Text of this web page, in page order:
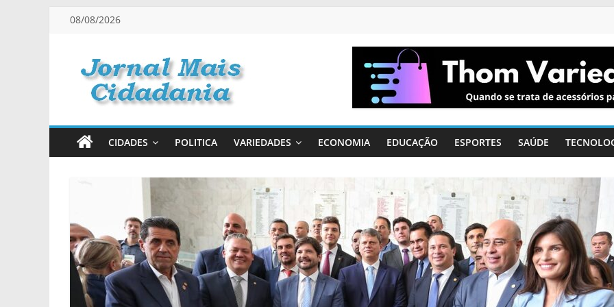
Pular
conteúdo
08/08/2026
Jornal
Mais
Cidadania
Medida
Certa!
CIDADES POLITICA VARIEDADES ECONOMIA EDUCAÇÃO ESPORTES SAÚDE